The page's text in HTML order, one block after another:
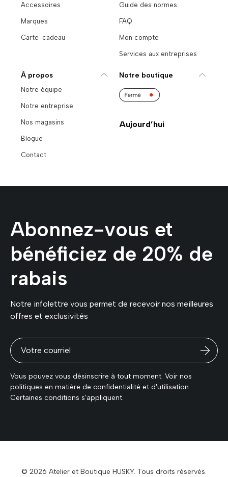
Accessoires
Marques
Carte-cadeau
Guide des normes
FAQ
Mon compte
Services aux entreprises
À propos
Notre équipe
Notre entreprise
Nos magasins
Blogue
Contact
Notre boutique
Aujourd’hui
Abonnez-vous et
bénéficiez de 20% de
rabais
Notre infolettre vous permet de recevoir nos meilleures
offres et exclusivités
Vous pouvez vous désinscrire à tout moment. Voir nos
politiques en matière de confidentialité et d'utilisation.
Certaines conditions s'appliquent.
© 2026 Atelier et Boutique HUSKY. Tous droits réservés.